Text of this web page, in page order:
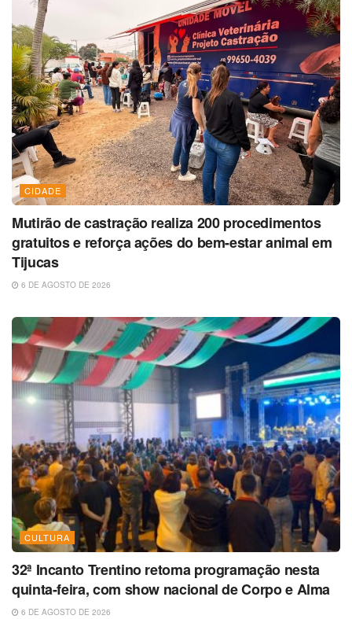
CIDADE
Mutirão de castração realiza 200 procedimentos
gratuitos e reforça ações do bem-estar animal em
Tijucas
6 DE AGOSTO DE 2026
CULTURA
32ª Incanto Trentino retoma programação nesta
quinta-feira, com show nacional de Corpo e Alma
6 DE AGOSTO DE 2026